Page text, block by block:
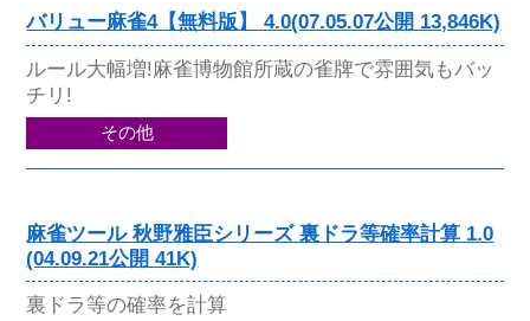
バリュー麻雀4【無料版】 4.0(07.05.07公開 13,846K)
ルール大幅増!麻雀博物館所蔵の雀牌で雰囲気もバッ
チリ!
その他
麻雀ツール 秋野雅臣シリーズ 裏ドラ等確率計算 1.0
(04.09.21公開 41K)
裏ドラ等の確率を計算